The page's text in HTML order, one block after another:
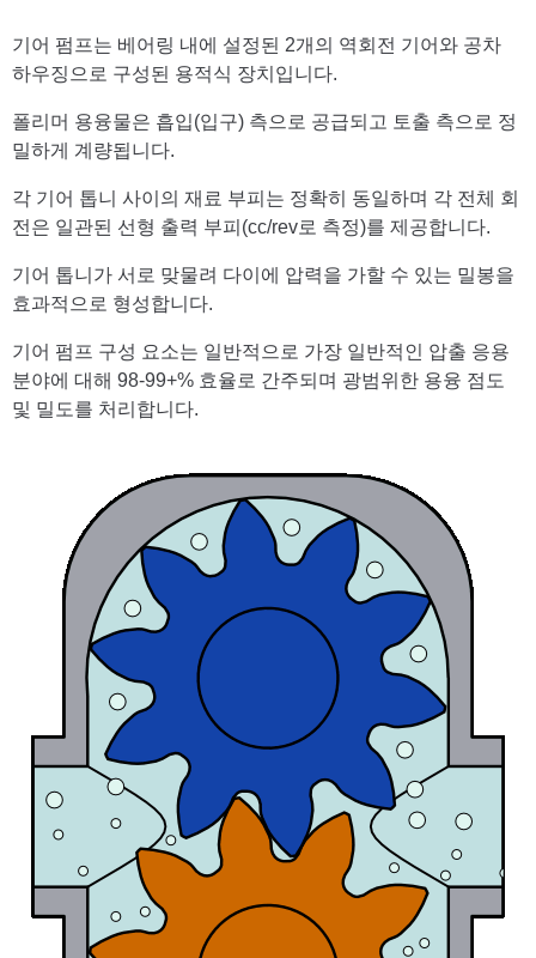
기어 펌프는 베어링 내에 설정된 2개의 역회전 기어와 공차
하우징으로 구성된 용적식 장치입니다.
폴리머 용융물은 흡입(입구) 측으로 공급되고 토출 측으로 정
밀하게 계량됩니다.
각 기어 톱니 사이의 재료 부피는 정확히 동일하며 각 전체 회
전은 일관된 선형 출력 부피(cc/rev로 측정)를 제공합니다.
기어 톱니가 서로 맞물려 다이에 압력을 가할 수 있는 밀봉을
효과적으로 형성합니다.
기어 펌프 구성 요소는 일반적으로 가장 일반적인 압출 응용
분야에 대해 98-99+% 효율로 간주되며 광범위한 용융 점도
및 밀도를 처리합니다.